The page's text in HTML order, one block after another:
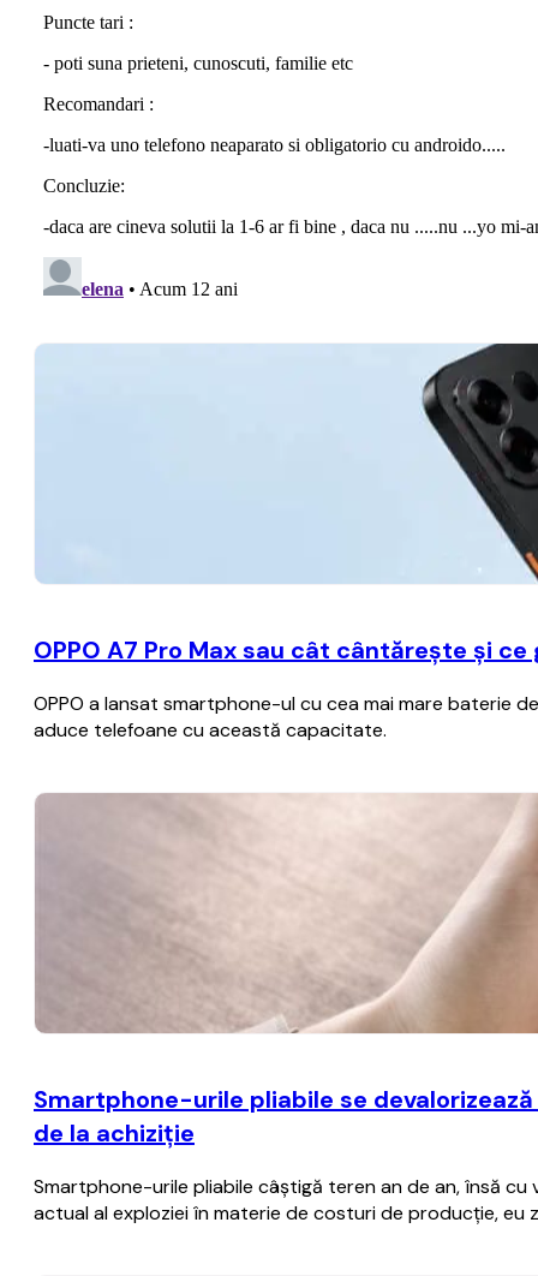
OPPO A7 Pro Max sau cât cântărește și
OPPO a lansat smartphone-ul cu cea mai mare baterie
aduce telefoane cu această capacitate.
Smartphone-urile pliabile se
de la achiziţie
Smartphone-urile pliabile câştigă teren an de an, însă
actual al exploziei în materie de costuri de producţie,